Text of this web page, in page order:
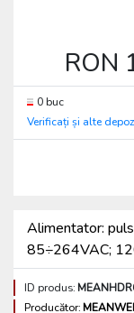
RON
0 buc
Verificați și alte
Alimentator:
85÷264VAC;
ID produs:
Producător: